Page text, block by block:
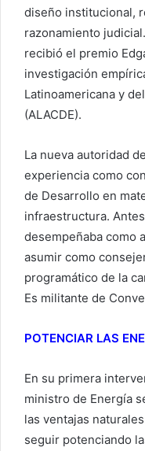
diseño institucional,
razonamiento
recibió el premio
investigación
Latinoamericana y
(ALACDE).
La nueva autoridad
experiencia como
de Desarrollo en
infraestructura.
desempeñaba como
asumir como
programático de la
Es militante de
POTENCIAR LAS
En su primera
ministro de Energía
las ventajas
seguir potenciando